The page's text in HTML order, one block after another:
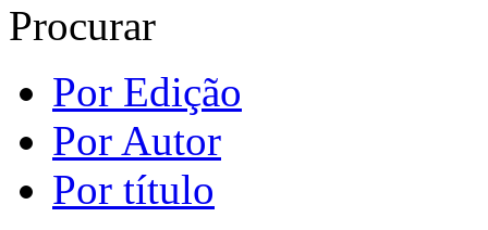
Procurar
Por Edição
Por Autor
Por título